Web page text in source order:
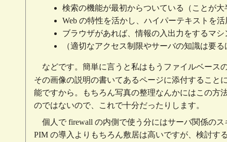
検索の機能が最初からついている（ことが大
Web の特性を活かし、ハイパーテキストを
ブラウザがあれば、情報の入出力をするマ
（適切なアクセス制限やサーバの知識は要
などです。簡単に言うと私はもうファイルベース
その画像の説明の書いてあるページに添付すること
能ですから。もちろん写真の整理なんかにはこの方
のではないので、これで十分だったりします。
個人で firewall の内側で使う分にはサーバ関係の
PIM の導入よりもちろん敷居は高いですが、検討す